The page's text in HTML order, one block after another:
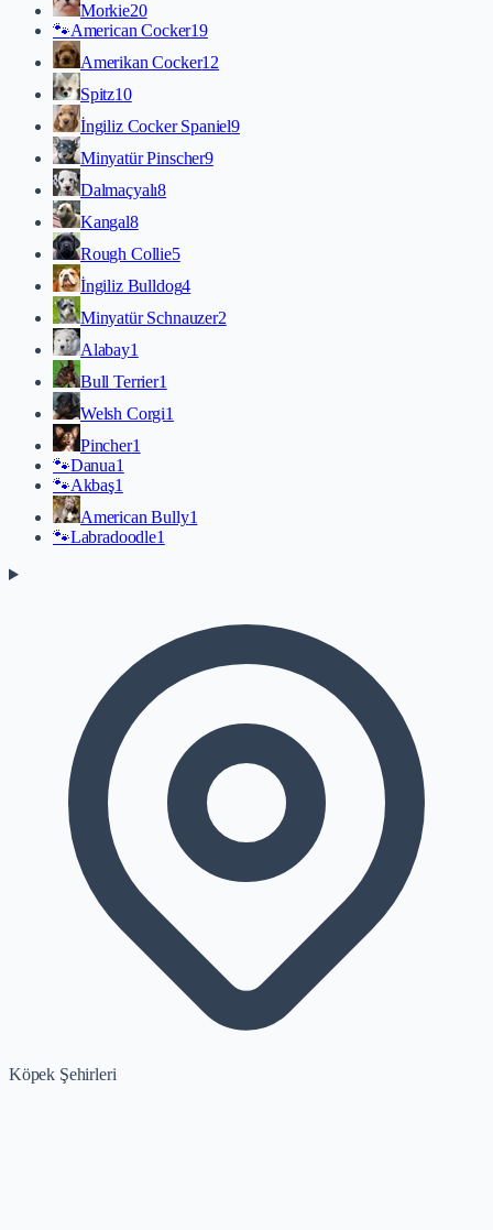
Morkie20
🐾American Cocker19
Amerikan Cocker12
Spitz10
İngiliz Cocker Spaniel9
Minyatür Pinscher9
Dalmaçyalı8
Kangal8
Rough Collie5
İngiliz Bulldog4
Minyatür Schnauzer2
Alabay1
Bull Terrier1
Welsh Corgi1
Pincher1
🐾Danua1
🐾Akbaş1
American Bully1
🐾Labradoodle1
Köpek Şehirleri